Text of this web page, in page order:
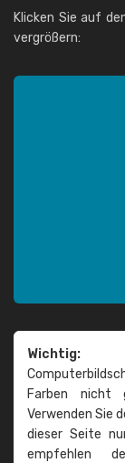
Klicken Sie auf
vergrößern:
Wichtig:
Farben nicht
Verwenden Sie
dieser Seite
empfehlen